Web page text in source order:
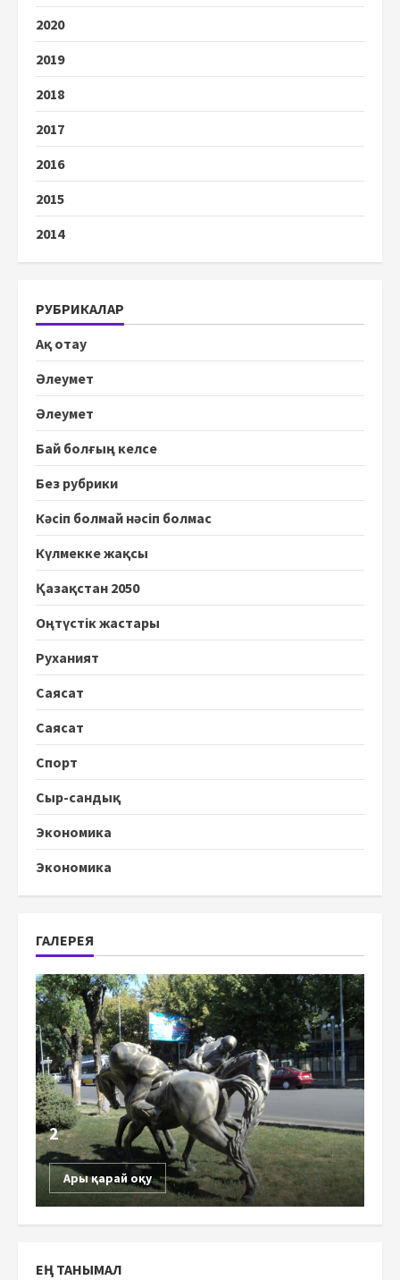
2020
2019
2018
2017
2016
2015
2014
РУБРИКАЛАР
Ақ отау
Әлеумет
Әлеумет
Бай болғың келсе
Без рубрики
Кәсіп болмай нәсіп болмас
Күлмекке жақсы
Қазақстан 2050
Оңтүстік жастары
Руханият
Саясат
Саясат
Спорт
Сыр-сандық
Экономика
Экономика
ГАЛЕРЕЯ
2
Ары қарай оқу
ЕҢ ТАНЫМАЛ